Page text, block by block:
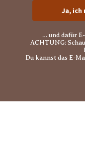
Ja,
… und dafür
ACHTUNG:
Du kannst das E-